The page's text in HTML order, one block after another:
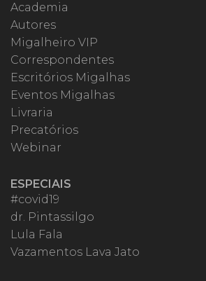
Academia
Autores
Migalheiro VIP
Correspondentes
Escritórios Migalhas
Eventos Migalhas
Livraria
Precatórios
Webinar
ESPECIAIS
#covid19
dr. Pintassilgo
Lula Fala
Vazamentos Lava Jato